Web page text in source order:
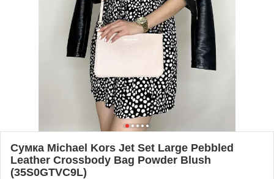
Сумка Michael Kors Jet Set Large Pebbled
Leather Crossbody Bag Powder Blush
(35S0GTVC9L)